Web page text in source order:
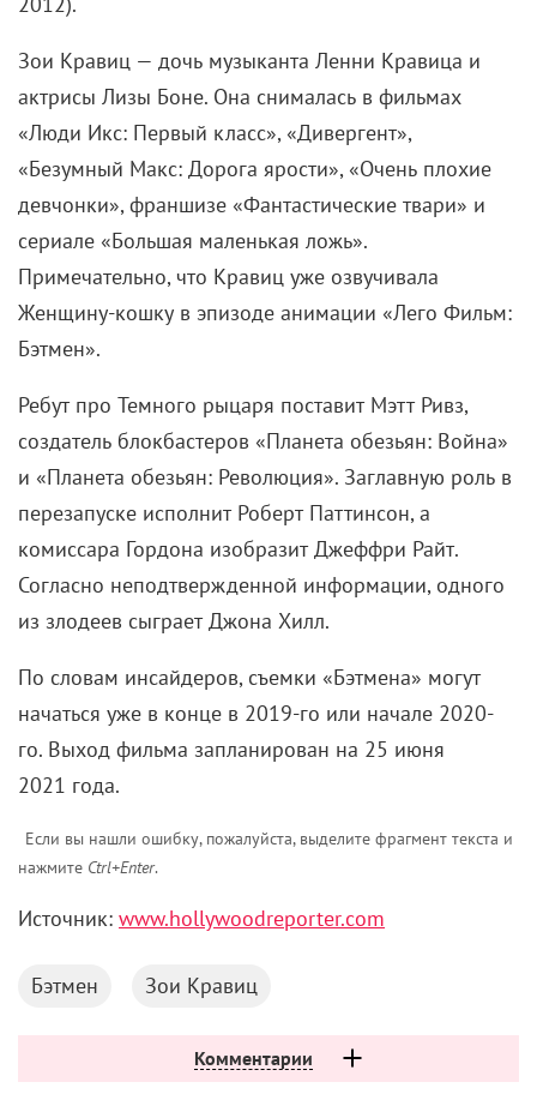
Зои Кравиц — дочь музыканта Ленни Кравица и
актрисы Лизы Боне. Она снималась в фильмах
«Люди Икс: Первый класс», «Дивергент»,
«Безумный Макс: Дорога ярости», «Очень плохие
девчонки», франшизе «Фантастические твари» и
сериале «Большая маленькая ложь».
Примечательно, что Кравиц уже озвучивала
Женщину-кошку в эпизоде анимации «Лего Фильм:
Бэтмен».
Ребут про Темного рыцаря поставит Мэтт Ривз,
создатель блокбастеров «Планета обезьян: Война»
и «Планета обезьян: Революция». Заглавную роль в
перезапуске исполнит Роберт Паттинсон, а
комиссара Гордона изобразит Джеффри Райт.
Согласно неподтвержденной информации, одного
из злодеев сыграет Джона Хилл.
По словам инсайдеров, съемки «Бэтмена» могут
начаться уже в конце в 2019-го или начале 2020-
го. Выход фильма запланирован на 25 июня
2021 года.
Если вы нашли ошибку, пожалуйста, выделите фрагмент текста и
нажмите Ctrl+Enter.
Источник: www.hollywoodreporter.com
Бэтмен Зои Кравиц
Комментарии